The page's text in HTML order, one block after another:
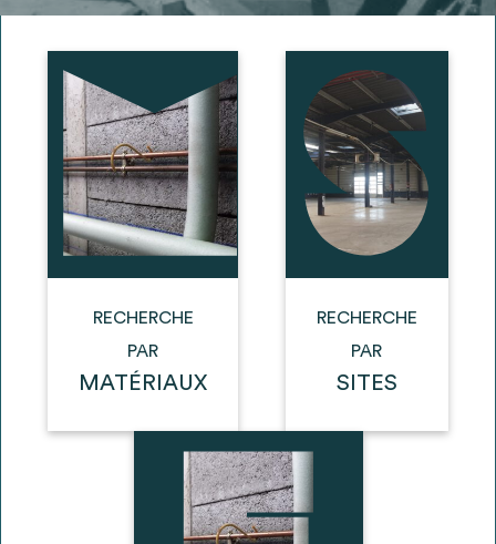
4
Ajouter les matériaux intéressants à "ma
Transmettre sa liste de manifestation
d'intérêt pour les matériaux
sélectionnés
3
Exporter sa liste et ses fiches produits
pour l’utiliser comme un outil d’aide à la
Être recontacté afin d’obtenir plus de
renseignements sur les modalités et
stratégies de récupérations
envisageables
RECHERCHE
PAR
MATÉRIAUX
RECHERCHE
PAR
SITES